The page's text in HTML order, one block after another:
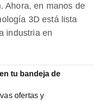
Ahora, en manos de
3D está lista
industria en
tu bandeja de
ofertas y